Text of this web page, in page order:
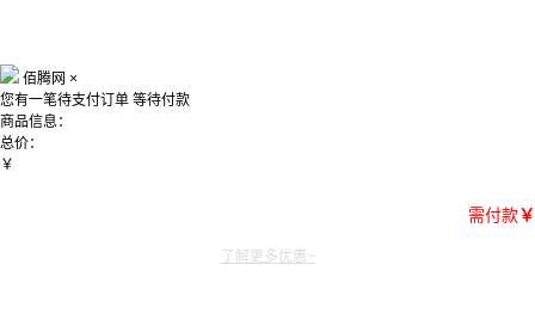
佰腾网 ×
您有一笔待支付订单 等待付款
商品信息：
总价：
￥
需付款￥
了解更多优惠~